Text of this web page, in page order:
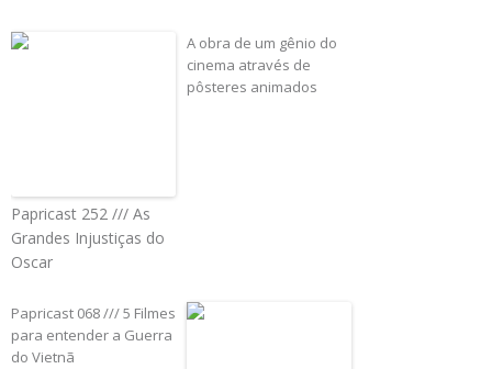
Papricast 252 /// As
Grandes Injustiças do
Oscar
A obra de um gênio do
cinema através de
pôsteres animados
Papricast 068 /// 5 Filmes
para entender a Guerra
do Vietnã